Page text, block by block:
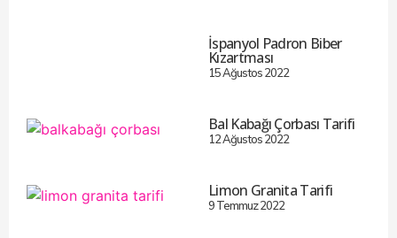
İspanyol Padron Biber
Kızartması
15 Ağustos 2022
Bal Kabağı Çorbası Tarifi
12 Ağustos 2022
Limon Granita Tarifi
9 Temmuz 2022